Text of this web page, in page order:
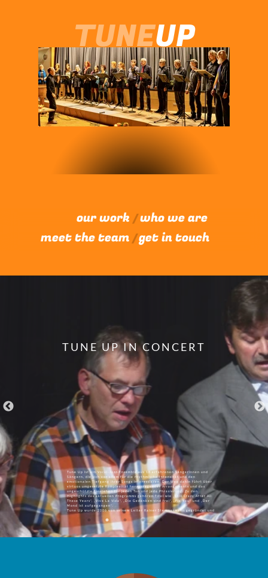
our work /who we are
meet the team /get in touch
TUNEUP
“BEST THINGS ARE DONE BY
TEAMS OF PEOPLE”
TUNE UP IN CONCERT
Tune Up ist ein Vocal-Jazz-Ensemble aus 18 erfahrenen Sängerinnen und
Sängern, die sich vor allem für die rhythmische Intensität und den
emotionalen Tiefgang ihrer Songs interessieren. Der Weg dahin führt über
virtuos umgesetzte Komplexität herausragender Arrangements und das
ungeschützte Einstehen für jeden Ton und jede Phrasierung. Zu den
Highlights des aktuellen Programms gehören Titel wie „Still Crazy After All
These Years“, „Viva La Vida“, „Die Gedanken sind frei“, „Fix You“ und „Der
Mond ist aufgegangen“.
Tune Up wurde 2006 von seinem Leiter Rainer Stemmermann gegründet und
probt an 4 - 5 Wochenenden im Jahr im Ruhrgebiet.